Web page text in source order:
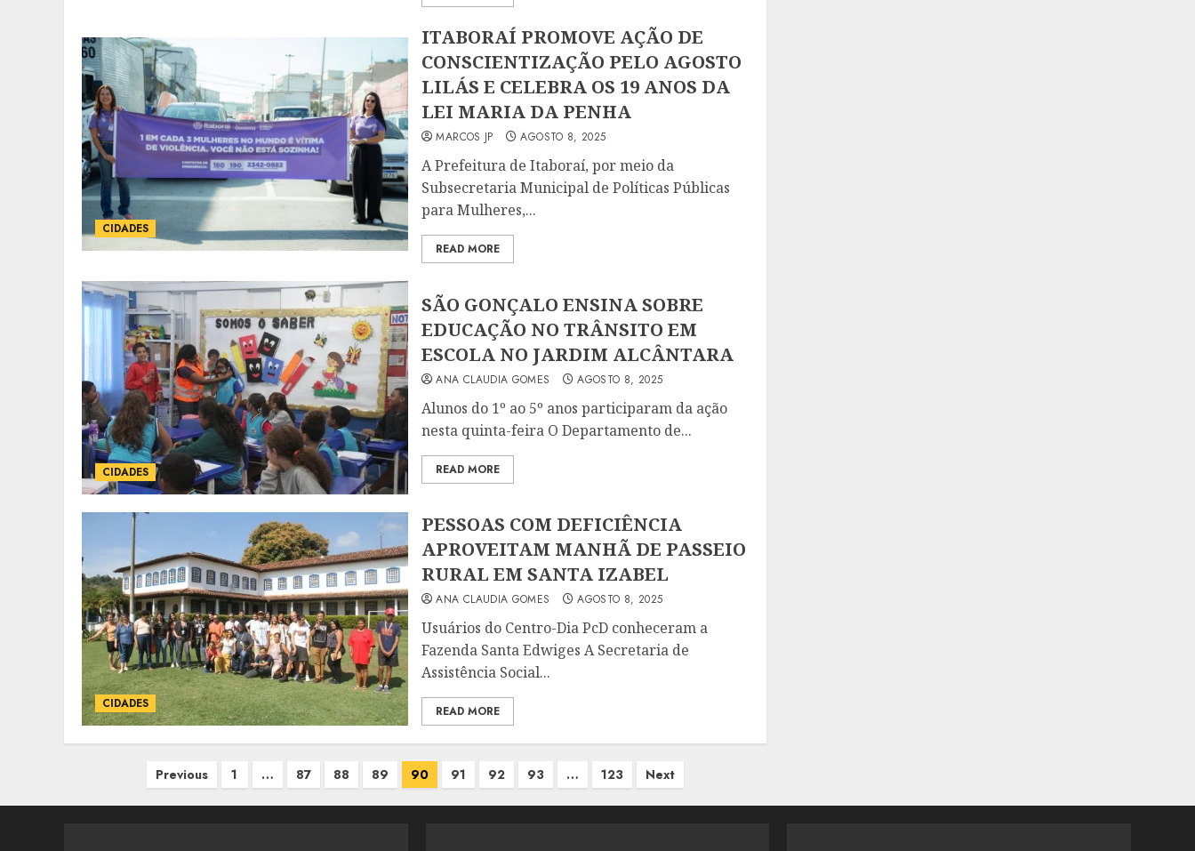
CIDADES
ITABORAÍ PROMOVE AÇÃO DE
CONSCIENTIZAÇÃO PELO AGOSTO
LILÁS E CELEBRA OS 19 ANOS DA
LEI MARIA DA PENHA
MARCOS JP AGOSTO 8, 2025
A Prefeitura de Itaboraí, por meio da
Subsecretaria Municipal de Políticas Públicas
para Mulheres,...
READ MORE
CIDADES
SÃO GONÇALO ENSINA SOBRE
EDUCAÇÃO NO TRÂNSITO EM
ESCOLA NO JARDIM ALCÂNTARA
ANA CLAUDIA GOMES AGOSTO 8, 2025
Alunos do 1º ao 5º anos participaram da ação
nesta quinta-feira O Departamento de...
READ MORE
CIDADES
PESSOAS COM DEFICIÊNCIA
APROVEITAM MANHÃ DE PASSEIO
RURAL EM SANTA IZABEL
ANA CLAUDIA GOMES AGOSTO 8, 2025
Usuários do Centro-Dia PcD conheceram a
Fazenda Santa Edwiges A Secretaria de
Assistência Social...
READ MORE
Paginação
de
Previous 1 … 87 88 89 90 91 92 93 … 123 Next